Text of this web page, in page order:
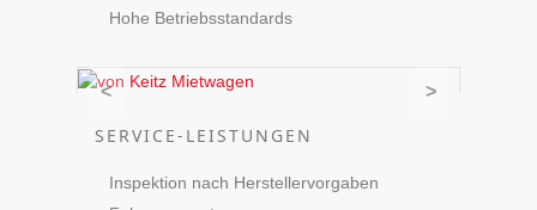
Hohe Betriebsstandards
< >
SERVICE-LEISTUNGEN
Inspektion nach Herstellervorgaben